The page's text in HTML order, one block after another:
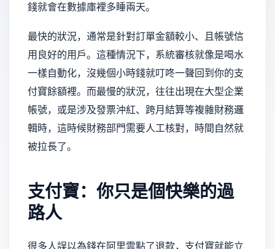
錢就會在數據庫裡多睡兩天。
最快的狀況，通常是針對訂單金額較小、且帳號信
用良好的用戶。這種情況下，系統審核就像是喝水
一樣自動化，沒幾個小時錢就叮咚一聲回到你的支
付寶餘額裡。而最慢的狀況，往往出現在大型企業
帳號，或是涉及發票沖紅、跨月結算等複雜財務邏
輯時，這時候財務部門需要人工核對，時間自然就
被拉長了。
支付寶：你只是個快樂的過
路人
很多人誤以為錢在阿里雲點了退款，支付寶就能立